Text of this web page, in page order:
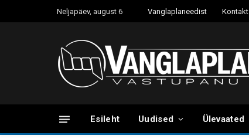
Neljapäev, august 6 Vanglaplaneedist Kontakt
Esileht Uudised Ülevaated